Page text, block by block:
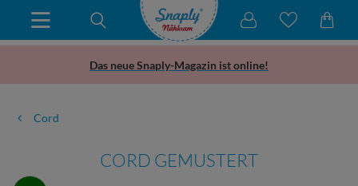
Das neue Snaply-Magazin ist online!
Cord
CORD GEMUSTERT